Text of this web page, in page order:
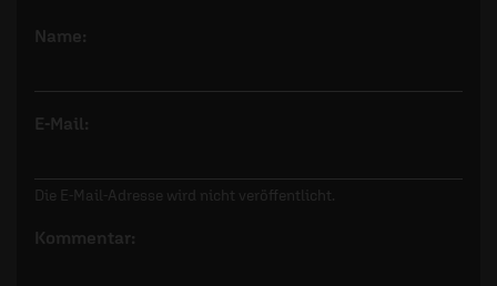
Name:
E-Mail:
Die E-Mail-Adresse wird nicht veröffentlicht.
Kommentar: